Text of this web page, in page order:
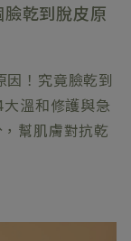
乾到脫皮原
！究竟臉乾到
溫和修護與急
幫肌膚對抗乾